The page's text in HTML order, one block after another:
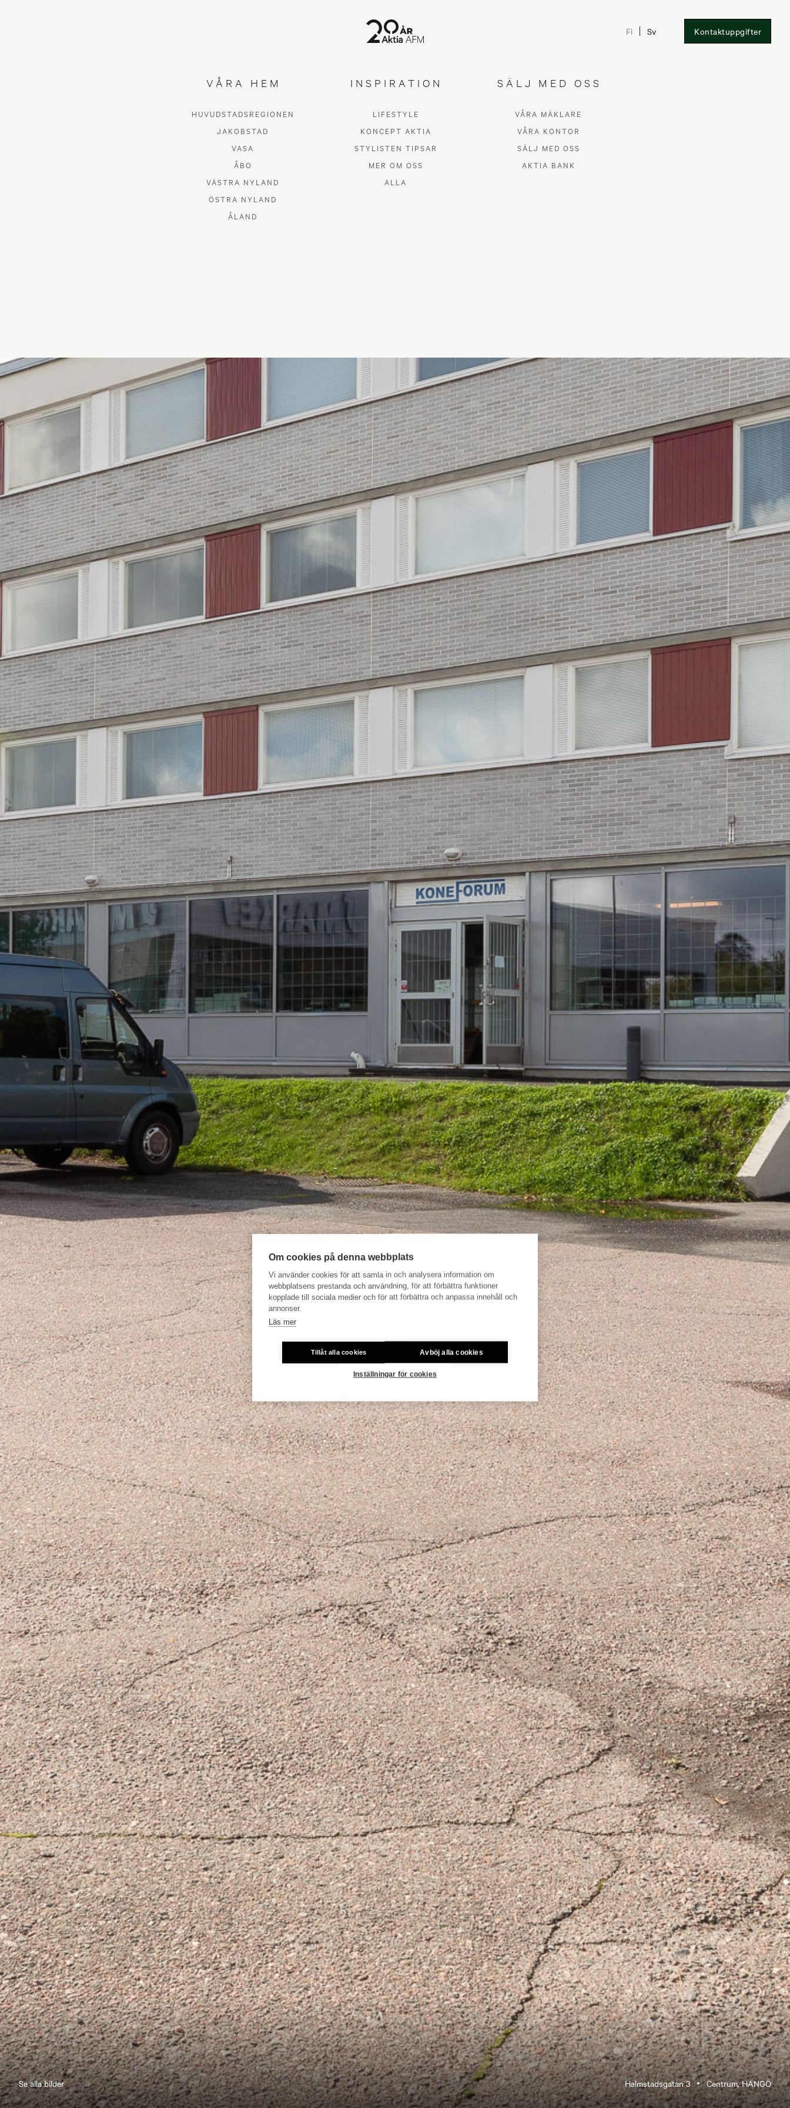
Fi Sv Kontaktuppgifter
VÅRA HEM
HUVUDSTADSREGIONEN
JAKOBSTAD
VASA
ÅBO
VÄSTRA NYLAND
ÖSTRA NYLAND
ÅLAND
INSPIRATION
LIFESTYLE
KONCEPT AKTIA
STYLISTEN TIPSAR
MER OM OSS
ALLA
SÄLJ MED OSS
VÅRA MÄKLARE
VÅRA KONTOR
SÄLJ MED OSS
AKTIA BANK
Se alla bilder Halmstadsgatan 3 Centrum, HANGÖ
Om cookies på denna webbplats
Vi använder cookies för att samla in och analysera information om
webbplatsens prestanda och användning, för att förbättra funktioner
kopplade till sociala medier och för att förbättra och anpassa innehåll och
annonser.
Läs mer
Tillåt alla cookies Avböj alla cookies
Inställningar för cookies